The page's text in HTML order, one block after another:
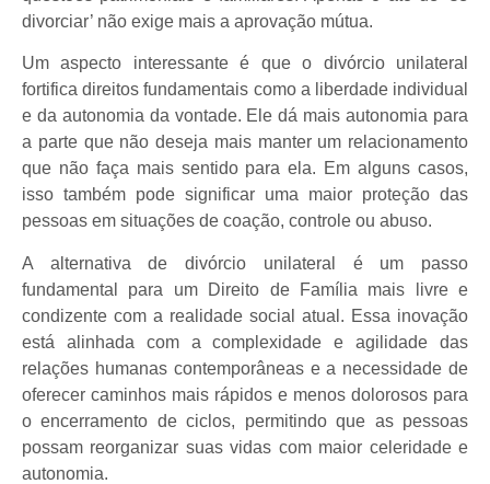
divorciar’ não exige mais a aprovação mútua.
Um aspecto interessante é que o divórcio unilateral
fortifica direitos fundamentais como a liberdade individual
e da autonomia da vontade. Ele dá mais autonomia para
a parte que não deseja mais manter um relacionamento
que não faça mais sentido para ela. Em alguns casos,
isso também pode significar uma maior proteção das
pessoas em situações de coação, controle ou abuso.
A alternativa de divórcio unilateral é um passo
fundamental para um Direito de Família mais livre e
condizente com a realidade social atual. Essa inovação
está alinhada com a complexidade e agilidade das
relações humanas contemporâneas e a necessidade de
oferecer caminhos mais rápidos e menos dolorosos para
o encerramento de ciclos, permitindo que as pessoas
possam reorganizar suas vidas com maior celeridade e
autonomia.